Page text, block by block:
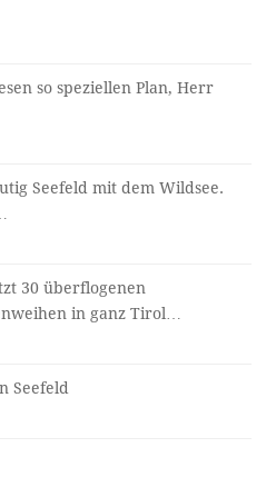
so speziellen Plan, Herr
Seefeld mit dem Wildsee.
30 überflogenen
in ganz Tirol…
Seefeld